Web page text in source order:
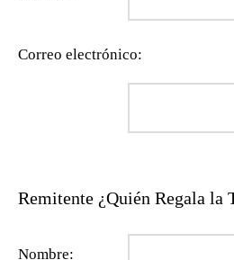
Correo electrónico:
Remitente ¿Quién Regala la
Nombre: